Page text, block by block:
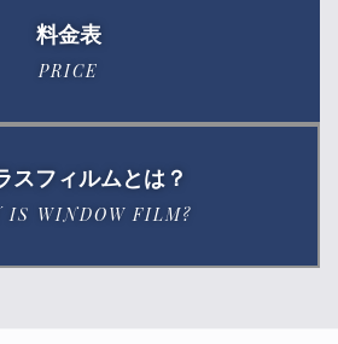
料金表
PRICE
スフィルムとは？
IS WINDOW FILM?